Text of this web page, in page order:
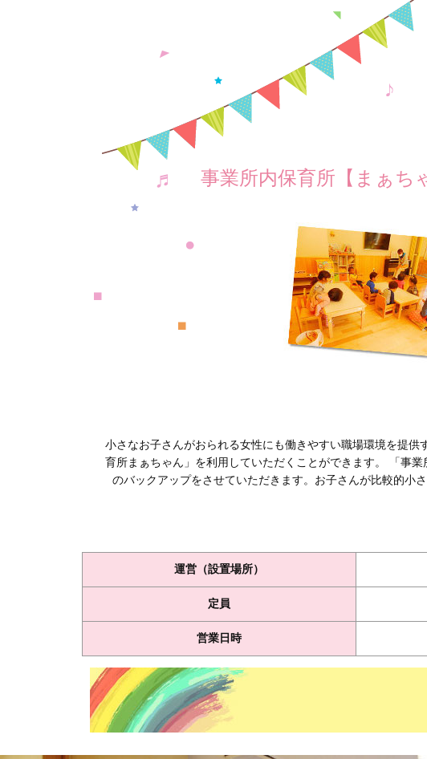
事業所内保育所【まぁち
小さなお子さんがおられる女性にも働きやすい職場環境を提
育所まぁちゃん」を利用していただくことができます。 「事
のバックアップをさせていただきます。お子さんが比較的小
運営（設置場所）
定員
営業日時